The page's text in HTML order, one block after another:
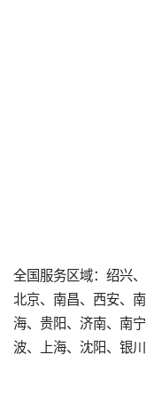
全国服务区域：绍兴
北京、南昌、西安、
海、贵阳、济南、南
波、上海、沈阳、银